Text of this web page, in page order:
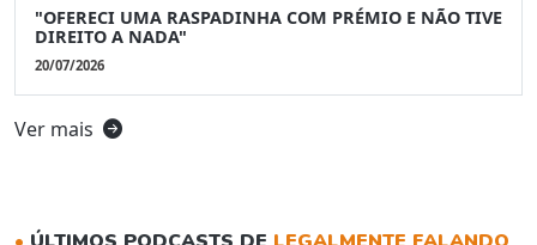
"OFERECI UMA RASPADINHA COM PRÉMIO E NÃO TIVE
DIREITO A NADA"
20/07/2026
Ver mais